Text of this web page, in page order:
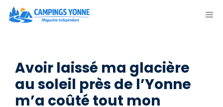
Aller
Avoir laissé ma glacière
au soleil près de l’Yonne
m’a coûté tout mon